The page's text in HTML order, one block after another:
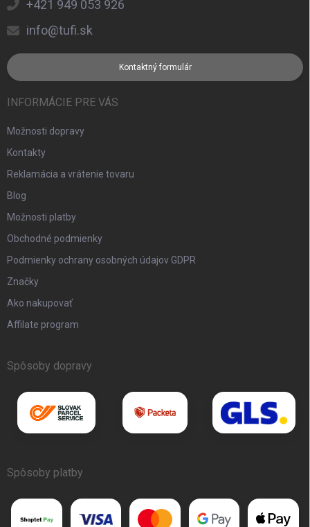
+421 949 053 926
info@tufi.sk
Kontaktný formulár
INFORMÁCIE PRE VÁS
Možnosti dopravy
Kontakty
Reklamácia a vrátenie tovaru
Blog
Možnosti platby
Obchodné podmienky
Podmienky ochrany osobných údajov GDPR
Značky
Ako nakupovať
Affilate program
Spôsoby dopravy
Spôsoby platby